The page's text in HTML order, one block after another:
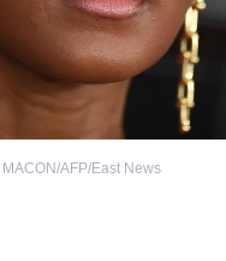
AFP/East News